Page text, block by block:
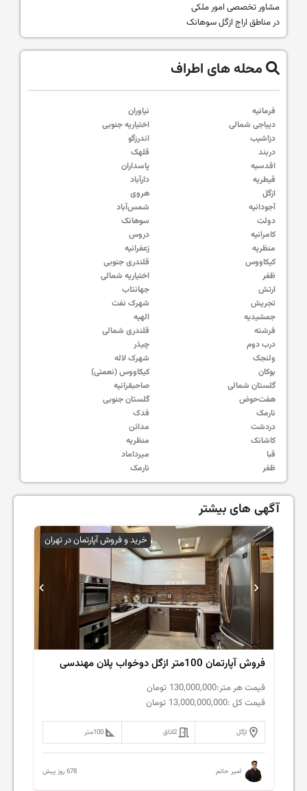
مشاور تخصصی امور ملکی
در مناطق اراج ازگل سوهانک
محله های اطراف
فرمانیه
نیاوران
دیباجی شمالی
اختیاریه جنوبی
دزاشیب
اندرزگو
دربند
قلهک
اقدسیه
پاسداران
قیطریه
دارآباد
ازگل
هروی
آجودانیه
شمس‌آباد
دولت
سوهانک
کامرانیه
دروس
منظریه
زعفرانیه
کیکاووس
قلندری جنوبی
ظفر
اختیاریه شمالی
ارتش
جهانتاب
تجریش
شهرک نفت
جمشیدیه
الهیه
فرشته
قلندری شمالی
درب دوم
چیذر
ولنجک
شهرک لاله
بوکان
کیکاووس (نعمتی)
گلستان شمالی
صاحبقرانیه
هفت‌حوض
گلستان جنوبی
نارمک
فدک
دردشت
مدائن
کاشانک
منظریه
قبا
میرداماد
ظفر
نارمک
آگهی های بیشتر
خرید و فروش آپارتمان در تهران
فروش آپارتمان 100متر ازگل دوخواب پلان مهندسی
قیمت هر متر:130,000,000 تومان
قیمت کل :13,000,000,000 تومان
ازگل 2اتاق 100متر
امیر حاتم 678 روز پیش